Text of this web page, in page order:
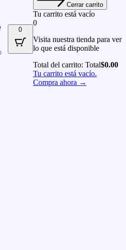
0
Cerrar carrito
Tu carrito está vacío
0
Visita nuestra tienda para ver
lo que está disponible
Total del carrito: Total$0.00
Tu carrito está vacío.
Compra ahora →